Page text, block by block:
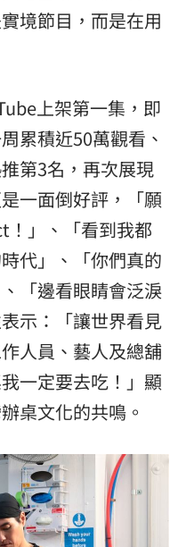
境節目，而是在用
上架第一集，即
累積近50萬觀看、
第3名，再次展現
一面倒好評，「願
！」、「看到我都
代」、「你們真的
「邊看眼睛會泛淚
示：「讓世界看見
人員、藝人及總舖
一定要去吃！」顯
桌文化的共鳴。